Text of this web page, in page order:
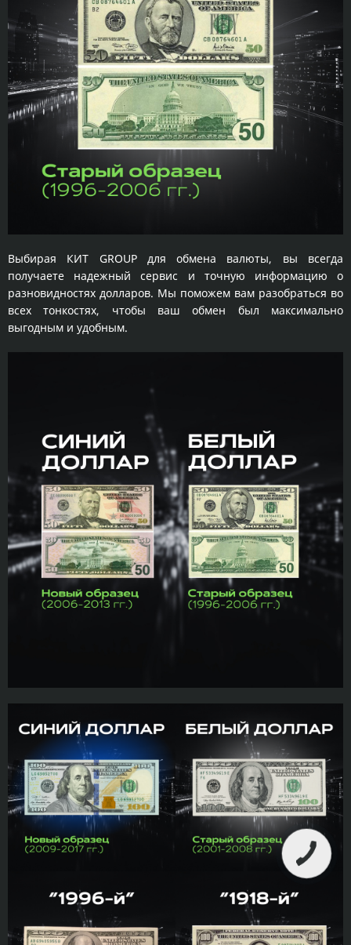
Выбирая КИТ GROUP для обмена валюты, вы всегда
получаете надежный сервис и точную информацию о
разновидностях долларов. Мы поможем вам разобраться во
всех тонкостях, чтобы ваш обмен был максимально
выгодным и удобным.